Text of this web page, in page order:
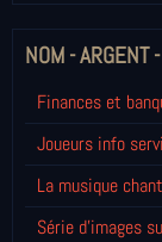
NOM - ARGENT
Finances et
Joueurs info
La musique
Série d'images